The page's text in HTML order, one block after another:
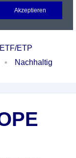
Login
ETF/ETP
Nachhaltig
Akzeptieren